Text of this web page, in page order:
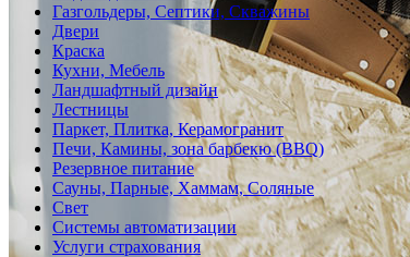
Газгольдеры, Септики, Скважины
Двери
Краска
Кухни, Мебель
Ландшафтный дизайн
Лестницы
Паркет, Плитка, Керамогранит
Печи, Камины, зона барбекю (BBQ)
Резервное питание
Сауны, Парные, Хаммам, Соляные
Свет
Системы автоматизации
Услуги страхования